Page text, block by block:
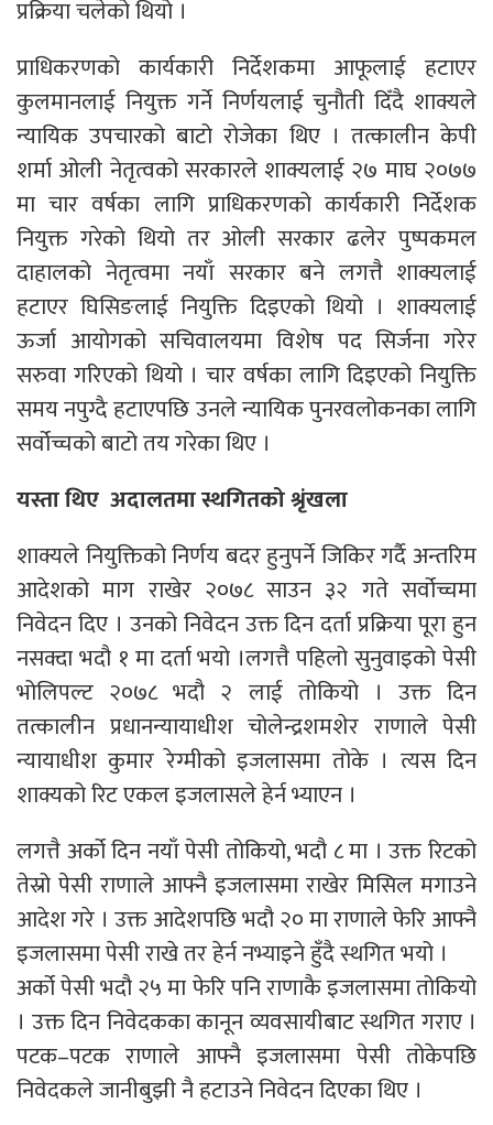
प्रक्रिया चलेको थियो ।
प्राधिकरणको कार्यकारी निर्देशकमा आफूलाई हटाएर
कुलमानलाई नियुक्त गर्ने निर्णयलाई चुनौती दिँदै शाक्यले
न्यायिक उपचारको बाटो रोजेका थिए । तत्कालीन केपी
शर्मा ओली नेतृत्वको सरकारले शाक्यलाई २७ माघ २०७७
मा चार वर्षका लागि प्राधिकरणको कार्यकारी निर्देशक
नियुक्त गरेको थियो तर ओली सरकार ढलेर पुष्पकमल
दाहालको नेतृत्वमा नयाँ सरकार बने लगत्तै शाक्यलाई
हटाएर घिसिङलाई नियुक्ति दिइएको थियो । शाक्यलाई
ऊर्जा आयोगको सचिवालयमा विशेष पद सिर्जना गरेर
सरुवा गरिएको थियो । चार वर्षका लागि दिइएको नियुक्ति
समय नपुग्दै हटाएपछि उनले न्यायिक पुनरवलोकनका लागि
सर्वोच्चको बाटो तय गरेका थिए ।
यस्ता थिए अदालतमा स्थगितको श्रृंखला
शाक्यले नियुक्तिको निर्णय बदर हुनुपर्ने जिकिर गर्दै अन्तरिम
आदेशको माग राखेर २०७८ साउन ३२ गते सर्वोच्चमा
निवेदन दिए । उनको निवेदन उक्त दिन दर्ता प्रक्रिया पूरा हुन
नसक्दा भदौ १ मा दर्ता भयो ।लगत्तै पहिलो सुनुवाइको पेसी
भोलिपल्ट २०७८ भदौ २ लाई तोकियो । उक्त दिन
तत्कालीन प्रधानन्यायाधीश चोलेन्द्रशमशेर राणाले पेसी
न्यायाधीश कुमार रेग्मीको इजलासमा तोके । त्यस दिन
शाक्यको रिट एकल इजलासले हेर्न भ्याएन ।
लगत्तै अर्को दिन नयाँ पेसी तोकियो, भदौ ८ मा । उक्त रिटको
तेस्रो पेसी राणाले आफ्नै इजलासमा राखेर मिसिल मगाउने
आदेश गरे । उक्त आदेशपछि भदौ २० मा राणाले फेरि आफ्नै
इजलासमा पेसी राखे तर हेर्न नभ्याइने हुँदै स्थगित भयो ।
अर्को पेसी भदौ २५ मा फेरि पनि राणाकै इजलासमा तोकियो
। उक्त दिन निवेदकका कानून व्यवसायीबाट स्थगित गराए ।
पटक–पटक राणाले आफ्नै इजलासमा पेसी तोकेपछि
निवेदकले जानीबुझी नै हटाउने निवेदन दिएका थिए ।